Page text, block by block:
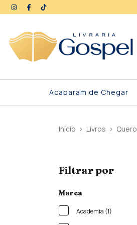
| Seus dados protegidos
Acabaram de Chegar
Início > Livros >
Filtrar por
Marca
Academia (1)